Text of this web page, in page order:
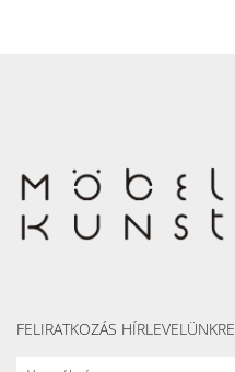
FELIRATKOZÁS HÍRLEVELÜNKRE